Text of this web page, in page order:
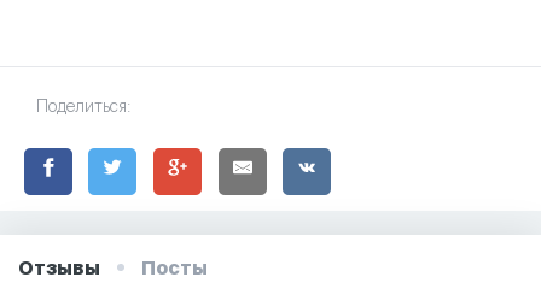
Поделиться:
Отзывы Посты